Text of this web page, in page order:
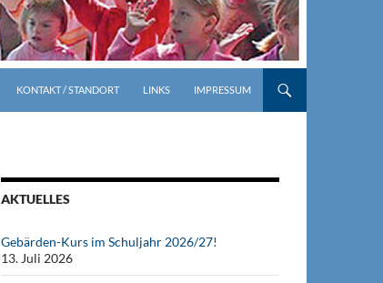
KONTAKT / STANDORT LINKS IMPRESSUM
AKTUELLES
Gebärden-Kurs im Schuljahr 2026/27!
13. Juli 2026